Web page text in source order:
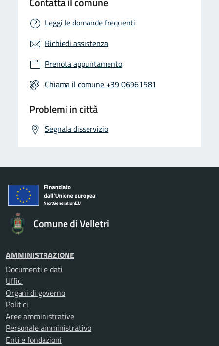
Leggi le domande frequenti
Richiedi assistenza
Prenota appuntamento
Chiama il comune +39 06961581
Problemi in città
Segnala disservizio
Comune di Velletri
AMMINISTRAZIONE
Documenti e dati
Uffici
Organi di governo
Politici
Aree amministrative
Personale amministrativo
Enti e fondazioni